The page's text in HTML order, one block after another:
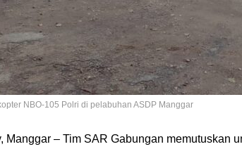
NBO-105 Polri di pelabuhan ASDP Manggar
Manggar – Tim SAR Gabungan memutuskan